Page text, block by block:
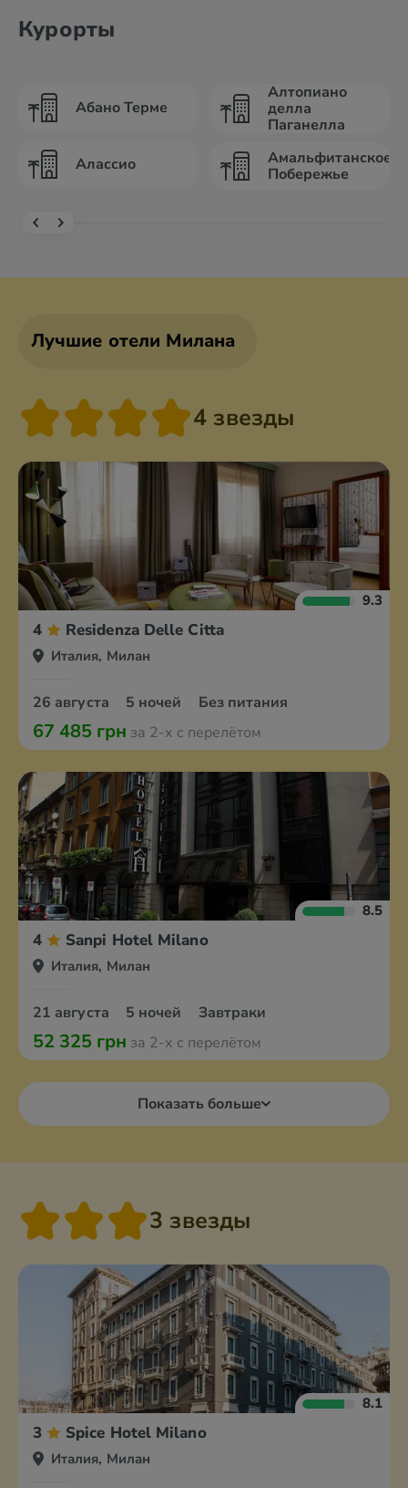
Курорты
Абано Терме
Алассио
Алтопиано
делла
Паганелла
Амальфитанское
Побережье
Лучшие отели Милана
4 звезды
9.3
4 Residenza Delle Citta
Италия, Милан
26 августа 5 ночей Без питания
67 485 грн за 2-х с перелётом
8.5
4 Sanpi Hotel Milano
Италия, Милан
21 августа 5 ночей Завтраки
52 325 грн за 2-х с перелётом
Показать больше
3 звезды
8.1
3 Spice Hotel Milano
Италия, Милан